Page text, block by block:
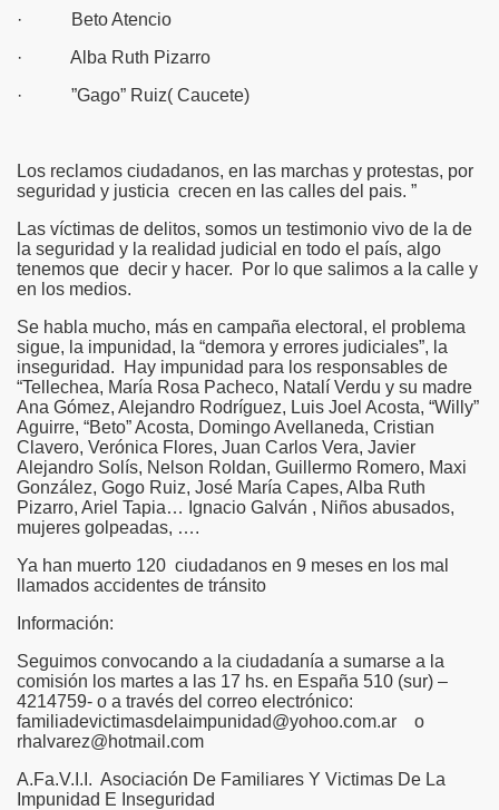
· Beto Atencio
· Alba Ruth Pizarro
· ”Gago” Ruiz( Caucete)
Los reclamos ciudadanos, en las marchas y protestas, por
seguridad y justicia crecen en las calles del pais. ”
Las víctimas de delitos, somos un testimonio vivo de la de
la seguridad y la realidad judicial en todo el país, algo
tenemos que decir y hacer. Por lo que salimos a la calle y
en los medios.
Se habla mucho, más en campaña electoral, el problema
sigue, la impunidad, la “demora y errores judiciales”, la
inseguridad. Hay impunidad para los responsables de
“Tellechea, María Rosa Pacheco, Natalí Verdu y su madre
Ana Gómez, Alejandro Rodríguez, Luis Joel Acosta, “Willy”
Aguirre, “Beto” Acosta, Domingo Avellaneda, Cristian
Clavero, Verónica Flores, Juan Carlos Vera, Javier
Alejandro Solís, Nelson Roldan, Guillermo Romero, Maxi
González, Gogo Ruiz, José María Capes, Alba Ruth
Pizarro, Ariel Tapia… Ignacio Galván , Niños abusados,
mujeres golpeadas, ….
Ya han muerto 120 ciudadanos en 9 meses en los mal
llamados accidentes de tránsito
Información:
Seguimos convocando a la ciudadanía a sumarse a la
comisión los martes a las 17 hs. en España 510 (sur) –
4214759- o a través del correo electrónico:
familiadevictimasdelaimpunidad@yohoo.com.ar o
rhalvarez@hotmail.com
A.Fa.V.I.I. Asociación De Familiares Y Victimas De La
Impunidad E Inseguridad